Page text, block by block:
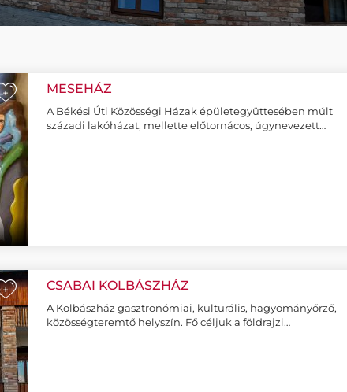
+ MESEHÁZ
A Békési Úti Közösségi Házak épületegyüttesében múlt
századi lakóházat, mellette előtornácos, úgynevezett…
+ CSABAI KOLBÁSZHÁZ
A Kolbászház gasztronómiai, kulturális, hagyományőrző,
közösségteremtő helyszín. Fő céljuk a földrajzi…